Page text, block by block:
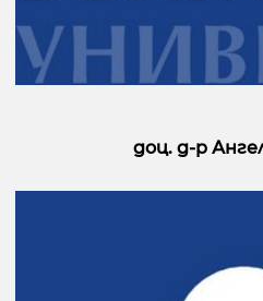
доц. д-р